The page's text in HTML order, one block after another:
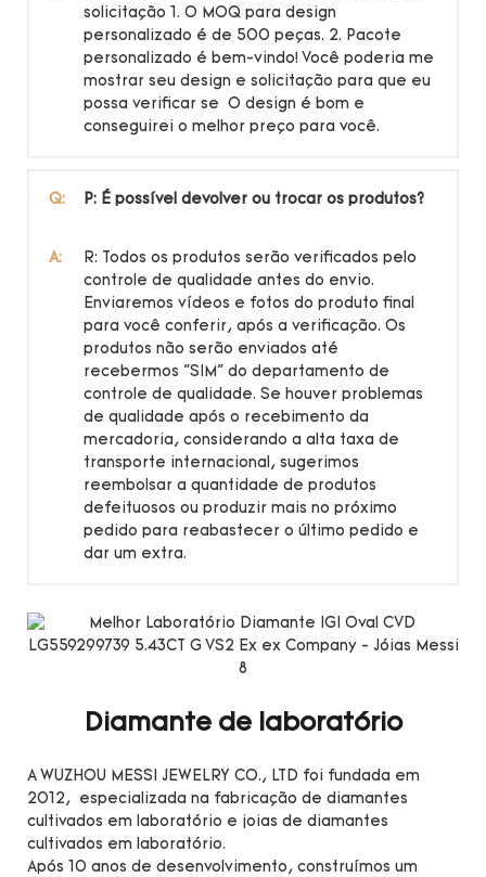
solicitação 1. O MOQ para design
personalizado é de 500 peças. 2. Pacote
personalizado é bem-vindo! Você poderia me
mostrar seu design e solicitação para que eu
possa verificar se O design é bom e
conseguirei o melhor preço para você.
Q: P: É possível devolver ou trocar os produtos?
A:
R: Todos os produtos serão verificados pelo
controle de qualidade antes do envio.
Enviaremos vídeos e fotos do produto final
para você conferir, após a verificação. Os
produtos não serão enviados até
recebermos "SIM" do departamento de
controle de qualidade. Se houver problemas
de qualidade após o recebimento da
mercadoria, considerando a alta taxa de
transporte internacional, sugerimos
reembolsar a quantidade de produtos
defeituosos ou produzir mais no próximo
pedido para reabastecer o último pedido e
dar um extra.
Diamante de laboratório
A WUZHOU MESSI JEWELRY CO., LTD foi fundada em
2012, especializada na fabricação de diamantes
cultivados em laboratório e joias de diamantes
cultivados em laboratório.
Após 10 anos de desenvolvimento, construímos um